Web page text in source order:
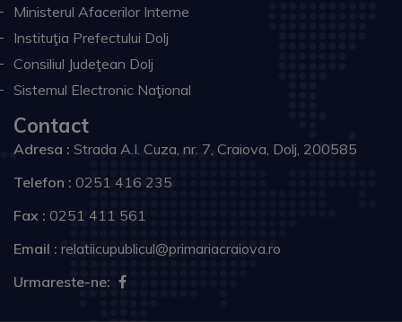
Ministerul Afacerilor Interne
Instituţia Prefectului Dolj
Consiliul Judeţean Dolj
Sistemul Electronic Naţional
Contact
Adresa : Strada A.I. Cuza, nr. 7, Craiova, Dolj, 200585
Telefon : 0251 416 235
Fax : 0251 411 561
Email : relatiicupublicul@primariacraiova.ro
Urmareste-ne: